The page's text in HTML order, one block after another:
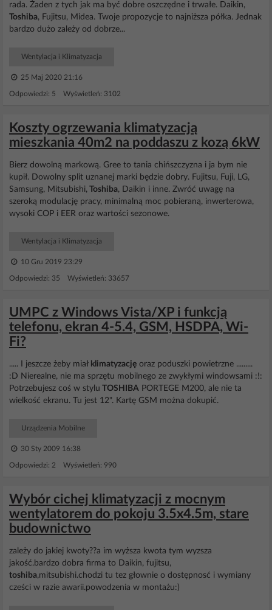
rada. Żaden z tych jak ma być dobre oszczędne i trwałe. Daikin,
Toshiba, Fujitsu, Midea. Twoje propozycje to najniższa półka. Jednak
bardzo dużo zależy od dobrze...
Wentylacja i Klimatyzacja
25 Maj 2020 21:16
Odpowiedzi: 5 Wyświetleń: 3102
Koszty ogrzewania klimatyzacją
mieszkania 40m2 na poddaszu z kozą 6kW
Bierz dowolną markową. Gree to tania chińszczyzna i ja bym nie
kupił. Dowolny split uznanej marki będzie dobry. Fujitsu, Fuji, LG,
Samsung, Mitsubishi, Toshiba, Daikin i inne. Zwróć uwagę na
szeroką modulację pracy, minimalną moc pobieraną, inwerterowa,
wysoki COP i EER oraz wartości sezonowe.
Wentylacja i Klimatyzacja
10 Gru 2019 23:29
Odpowiedzi: 35 Wyświetleń: 33657
UMPC z Windows Vista/XP i funkcją
telefonu, ekran 4-5.4, GSM, HSDPA, Wi-
Fi?
..... I jeszcze żeby miał klimatyzację oraz poduszki powietrzne .........
:D Nierealne, nie ma sprzętu mobilnego ze zwykłymi windowsami :!:
Potrzebujesz coś w stylu TOSHIBA PORTEGE M200, ale nie ta
wielkość ekranu. Tu jest 12". Kartę GSM można dokupić.
Urządzenia Mobilne
30 Sty 2009 16:38
Odpowiedzi: 2 Wyświetleń: 990
Wybór cichej klimatyzacji z mocnym
wentylatorem do pokoju 3.5x4.5m, stare
budownictwo
zależy do jakiej kwoty??a im wyższa kwota tym wyzsza
jakość.bardzo dobra firma to Daikin, fujitsu,
toshiba,mitsubishi.chodzi tu tez głownie o dostępnosć i wymiany
cześci w razie awarii.powodzenia w montażu:)